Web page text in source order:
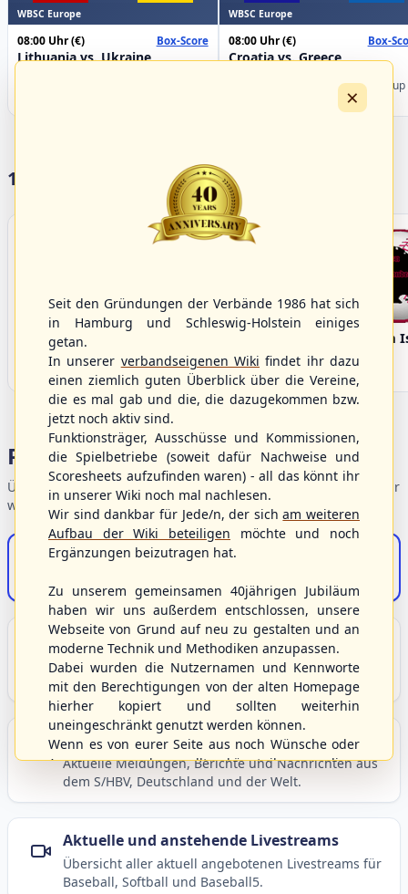
WBSC Europe
08:00 Uhr(€) Box-Score
Lithuania vs. Ukraine
WBSC Europe
08:00 Uhr(€) Box-
Croatia vs. Greece
Championship B Pool 2026 - Group
17 Vereine im S/HBV
Bargenstedt
Beavers
Fehmarn
Portalbereiche
Übersicht der Verbandsbereiche – wählen Sie einen Einstieg für
weiterführende Informationen.
S/HBV-Shop
Unser Sport
Grundlagen und Hintergründe zu Baseball, Softball
und Baseball5.
Berichte und Neuigkeiten
Aktuelle Meldungen, Berichte und Nachrichten aus
dem S/HBV, Deutschland und der Welt.
Aktuelle und anstehende Livestreams
Übersicht aller aktuell angebotenen Livestreams für
Baseball, Softball und Baseball5.
×
Seit den Gründungen der Verbände 1986 hat sich
in Hamburg und Schleswig-Holstein einiges
getan.
In unserer verbandseigenen Wiki findet ihr dazu
einen ziemlich guten Überblick über die Vereine,
die es mal gab und die, die dazugekommen bzw.
jetzt noch aktiv sind.
Funktionsträger, Ausschüsse und Kommissionen,
die Spielbetriebe (soweit dafür Nachweise und
Scoresheets aufzufinden waren) - all das könnt ihr
in unserer Wiki noch mal nachlesen.
Wir sind dankbar für Jede/n, der sicham weiteren
Aufbau der Wiki beteiligen möchte und noch
Ergänzungen beizutragen hat.
Zu unserem gemeinsamen 40jährigen Jubiläum
haben wir uns außerdem entschlossen, unsere
Webseite von Grund auf neu zu gestalten und an
moderne Technik und Methodiken anzupassen.
Dabei wurden die Nutzernamen und Kennworte
mit den Berechtigungen von der alten Homepage
hierher kopiert und sollten weiterhin
uneingeschränkt genutzt werden können.
Wenn es von eurer Seite aus noch Wünsche oder
Anregungen geben sollte, könnt ihr uns diese
gerne an die Verbandsadresseinfo@shbvnet.de
schicken.